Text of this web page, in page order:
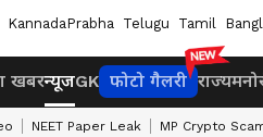
KannadaPrabha Telugu Tamil
खबरन्यूजGK फोटो गैलरी राज्य
NEET Paper Leak MP Crypto